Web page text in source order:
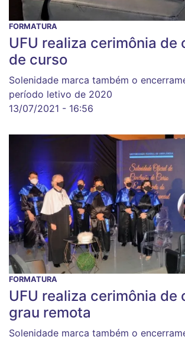
FORMATURA
UFU realiza cerimônia de
de curso
Solenidade marca também o
período letivo de 2020
13/07/2021 - 16:56
FORMATURA
UFU realiza cerimônia de
grau remota
Solenidade marca também o